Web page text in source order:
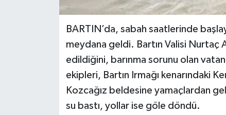
BARTIN’da, sabah saatlerinde
meydana geldi. Bartın Valisi Nurtaç
edildiğini, barınma sorunu olan
ekipleri, Bartın Irmağı kenarındaki
Kozcağız beldesine yamaçlardan
su bastı, yollar ise göle döndü.
Yerel Yönetimler